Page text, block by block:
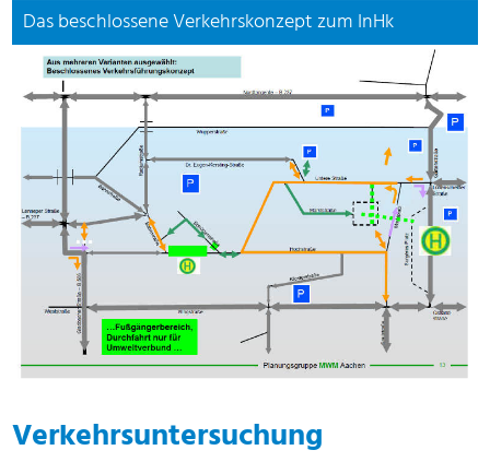
Das beschlossene Verkehrskonzept zum InHk
Verkehrsuntersuchung